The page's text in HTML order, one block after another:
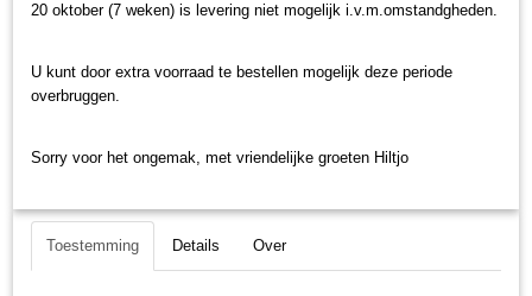
We komen vanaf€ 200gratis bezorgen.
20 oktober (7 weken) is levering niet mogelijk i.v.m.omstandgheden.
U kunt door extra voorraad te bestellen mogelijk deze periode
overbruggen.
Sorry voor het ongemak, met vriendelijke groeten Hiltjo
Toestemming Details Over